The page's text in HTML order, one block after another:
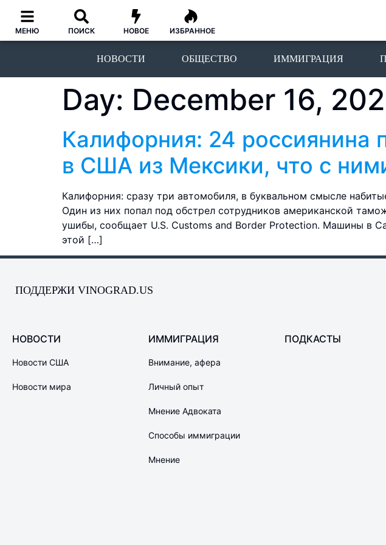
МЕНЮ ПОИСК НОВОЕ ИЗБРАННОЕ
НОВОСТИ ОБЩЕСТВО ИММИГРАЦИЯ
Day: December 16,
Калифорния: 24 россиянина
в США из Мексики, что с
Калифорния: сразу три автомобиля, в буквальном смысле
Один из них попал под обстрел сотрудников американской
ушибы, сообщает U.S. Customs and Border Protection. Машины в
этой […]
ПОДДЕРЖИ VINOGRAD.US
НОВОСТИ
Новости США
Новости мира
ИММИГРАЦИЯ
Внимание, афера
Личный опыт
Мнение Адвоката
Способы иммиграции
Мнение
ПОДКАСТЫ